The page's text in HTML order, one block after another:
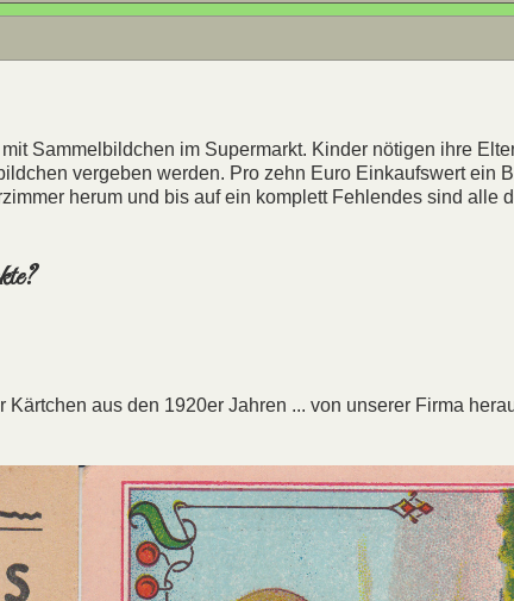
Sammelbildchen im Supermarkt. Kinder nötigen ihre
vergeben werden. Pro zehn Euro Einkaufswert ein
herum und bis auf ein komplett Fehlendes sind alle
aus den 1920er Jahren ... von unserer Firma